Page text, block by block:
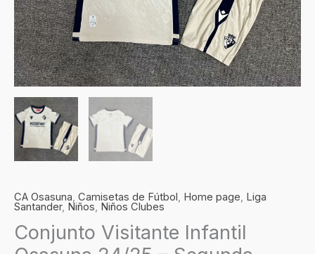
CA Osasuna, Camisetas de Fútbol, Home page, Liga
Santander, Niños, Niños Clubes
Conjunto Visitante Infantil
cantidad